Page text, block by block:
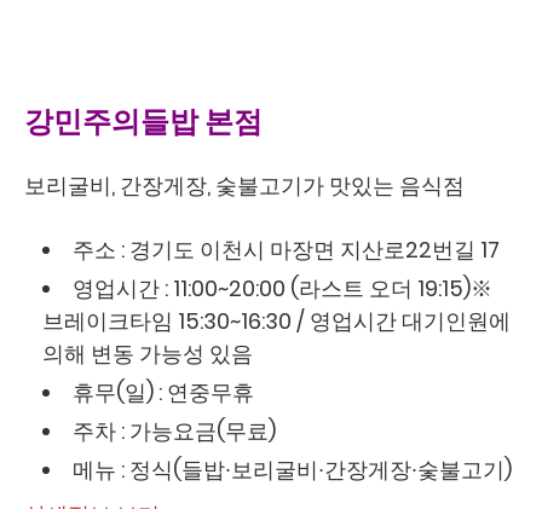
강민주의들밥 본점
보리굴비, 간장게장, 숯불고기가 맛있는 음식점
주소 : 경기도 이천시 마장면 지산로22번길 17
영업시간 : 11:00~20:00 (라스트 오더 19:15)※
브레이크타임 15:30~16:30 / 영업시간 대기인원에
의해 변동 가능성 있음
휴무(일) : 연중무휴
주차 : 가능요금(무료)
메뉴 : 정식(들밥∙보리굴비∙간장게장∙숯불고기)